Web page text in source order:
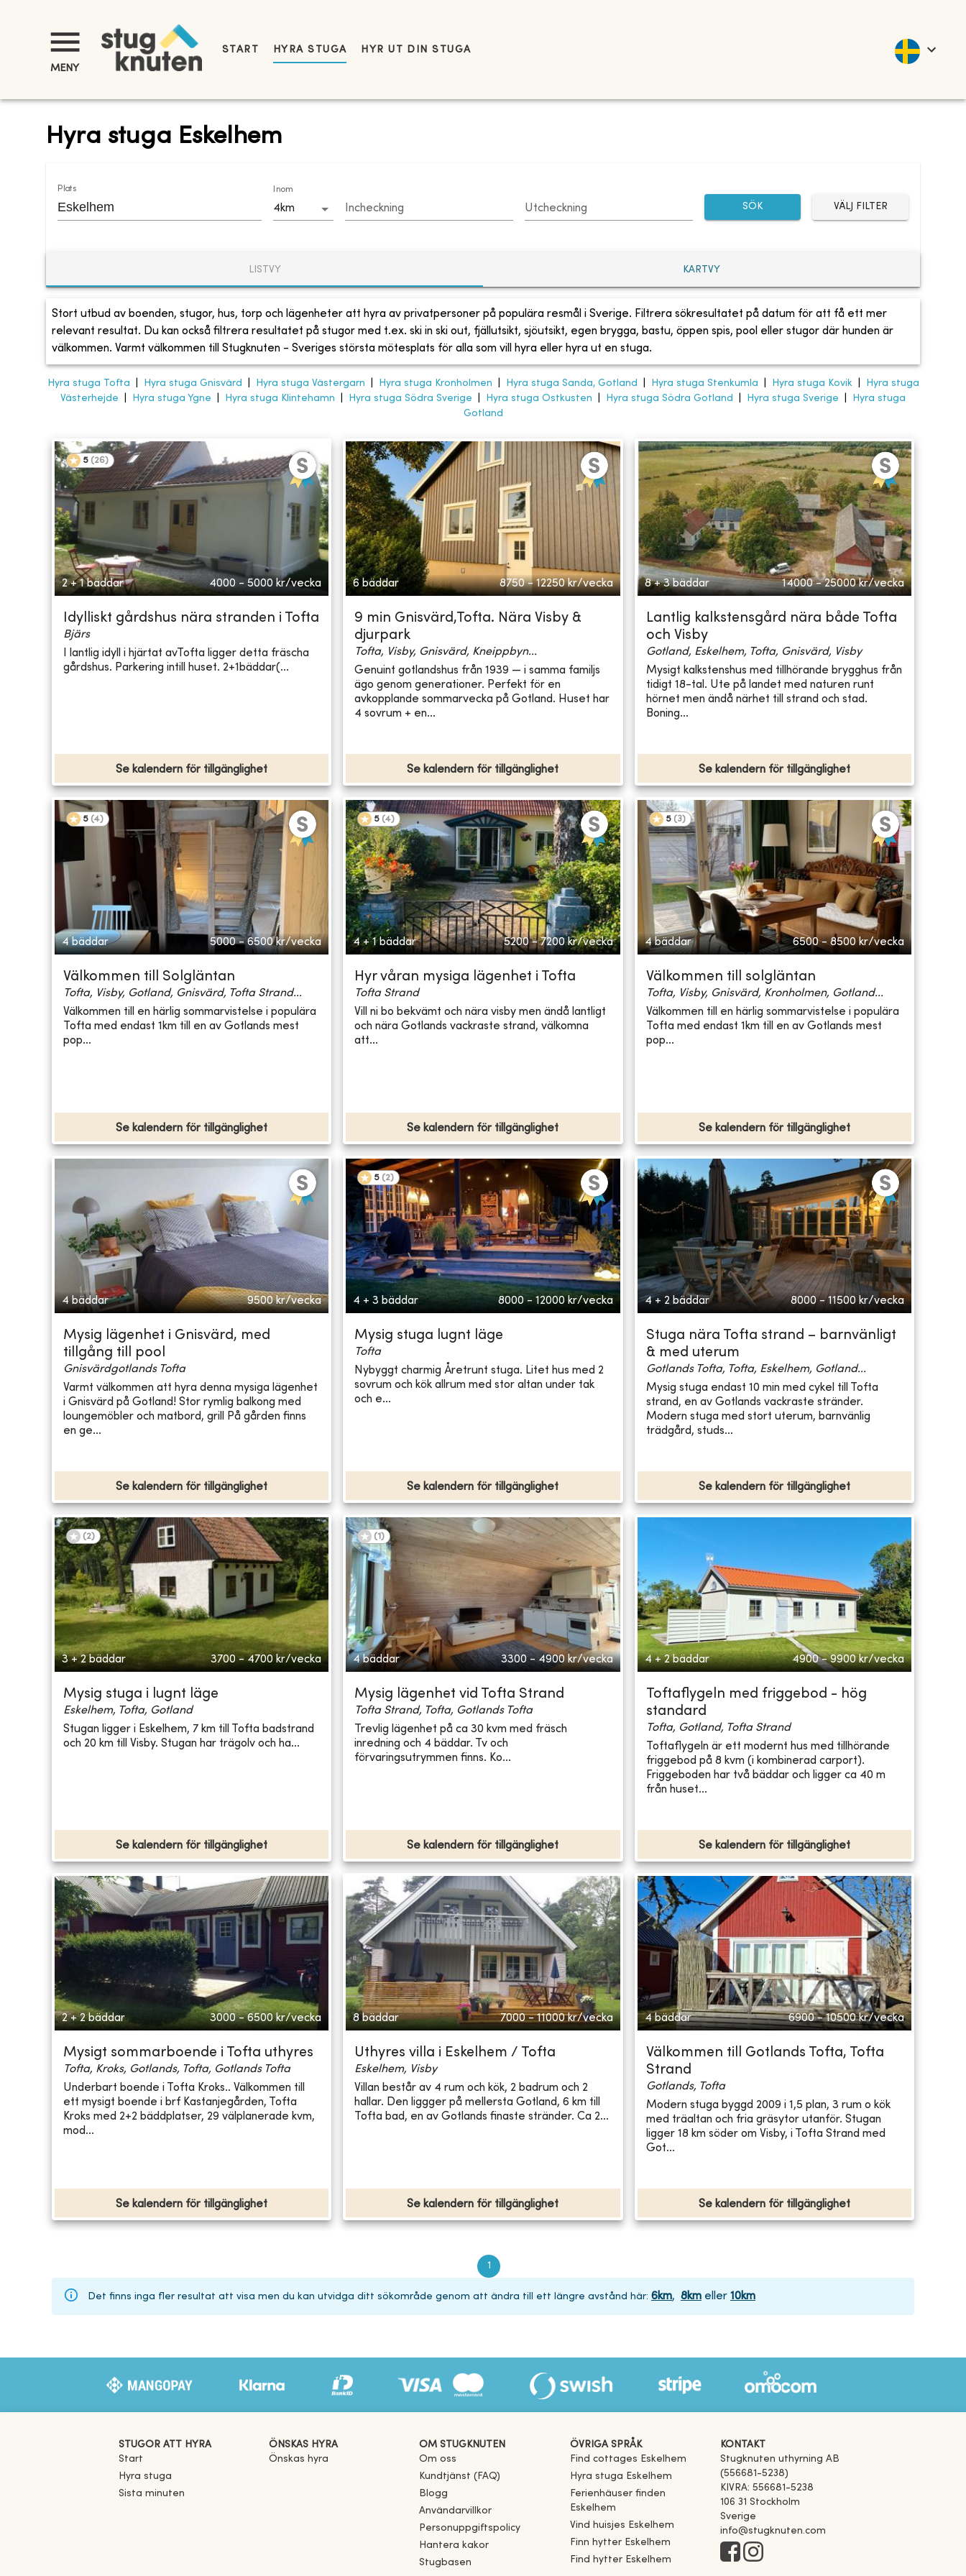
MENY
START HYRA STUGA HYR UT DIN STUGA
Hyra stuga Eskelhem
Plats Inom
4km Incheckning Utcheckning SÖK VÄLJ FILTER
LISTVY KARTVY
Stort utbud av boenden, stugor, hus, torp och lägenheter att hyra av privatpersoner på populära resmål i Sverige. Filtrera sökresultatet på datum för att få ett mer
relevant resultat. Du kan också filtrera resultatet på stugor med t.ex. ski in ski out, fjällutsikt, sjöutsikt, egen brygga, bastu, öppen spis, pool eller stugor där hunden är
välkommen. Varmt välkommen till Stugknuten - Sveriges största mötesplats för alla som vill hyra eller hyra ut en stuga.
Hyra stuga Tofta Hyra stuga Gnisvärd Hyra stuga Västergarn Hyra stuga Kronholmen Hyra stuga Sanda, Gotland Hyra stuga Stenkumla Hyra stuga Kovik|
Hyra stuga
Västerhejde
Hyra stuga Ygne Hyra stuga Klintehamn Hyra stuga Södra Sverige Hyra stuga Ostkusten Hyra stuga Södra Gotland Hyra stuga Sverige
Hyra stuga
Gotland
5 (26)
2 + 1 bäddar 4000 - 5000 kr/vecka
Idylliskt gårdshus nära stranden i Tofta
Bjärs
I lantlig idyll i hjärtat avTofta ligger detta fräscha
gårdshus. Parkering intill huset. 2+1bäddar(...
Se kalendern för tillgänglighet
6 bäddar 8750 - 12250 kr/vecka
9 min Gnisvärd,Tofta. Nära Visby &
djurpark
Tofta, Visby, Gnisvärd, Kneippbyn...
Genuint gotlandshus från 1939 — i samma familjs
ägo genom generationer. Perfekt för en
avkopplande sommarvecka på Gotland. Huset har
4 sovrum + en...
Se kalendern för tillgänglighet
8 + 3 bäddar 14000 - 25000 kr/vecka
Lantlig kalkstensgård nära både Tofta
och Visby
Gotland, Eskelhem, Tofta, Gnisvärd, Visby
Mysigt kalkstenshus med tillhörande brygghus från
tidigt 18-tal. Ute på landet med naturen runt
hörnet men ändå närhet till strand och stad.
Boning...
Se kalendern för tillgänglighet
5 (4)
4 bäddar 5000 - 6500 kr/vecka
Välkommen till Solgläntan
Tofta, Visby, Gotland, Gnisvärd, Tofta Strand...
Välkommen till en härlig sommarvistelse i populära
Tofta med endast 1km till en av Gotlands mest
pop...
Se kalendern för tillgänglighet
5 (4)
4 + 1 bäddar 5200 - 7200 kr/vecka
Hyr våran mysiga lägenhet i Tofta
Tofta Strand
Vill ni bo bekvämt och nära visby men ändå lantligt
och nära Gotlands vackraste strand, välkomna
att...
Se kalendern för tillgänglighet
5 (3)
4 bäddar 6500 - 8500 kr/vecka
Välkommen till solgläntan
Tofta, Visby, Gnisvärd, Kronholmen, Gotland...
Välkommen till en härlig sommarvistelse i populära
Tofta med endast 1km till en av Gotlands mest
pop...
Se kalendern för tillgänglighet
4 bäddar 9500 kr/vecka
Mysig lägenhet i Gnisvärd, med
tillgång till pool
Gnisvärdgotlands Tofta
Varmt välkommen att hyra denna mysiga lägenhet
i Gnisvärd på Gotland! Stor rymlig balkong med
loungemöbler och matbord, grill På gården finns
en ge...
Se kalendern för tillgänglighet
5 (2)
4 + 3 bäddar 8000 - 12000 kr/vecka
Mysig stuga lugnt läge
Tofta
Nybyggt charmig Åretrunt stuga. Litet hus med 2
sovrum och kök allrum med stor altan under tak
och e...
Se kalendern för tillgänglighet
4 + 2 bäddar 8000 - 11500 kr/vecka
Stuga nära Tofta strand – barnvänligt
& med uterum
Gotlands Tofta, Tofta, Eskelhem, Gotland...
Mysig stuga endast 10 min med cykel till Tofta
strand, en av Gotlands vackraste stränder.
Modern stuga med stort uterum, barnvänlig
trädgård, studs...
Se kalendern för tillgänglighet
(2)
3 + 2 bäddar 3700 - 4700 kr/vecka
Mysig stuga i lugnt läge
Eskelhem, Tofta, Gotland
Stugan ligger i Eskelhem, 7 km till Tofta badstrand
och 20 km till Visby. Stugan har trägolv och ha...
Se kalendern för tillgänglighet
(1 )
4 bäddar 3300 - 4900 kr/vecka
Mysig lägenhet vid Tofta Strand
Tofta Strand, Tofta, Gotlands Tofta
Trevlig lägenhet på ca 30 kvm med fräsch
inredning och 4 bäddar. Tv och
förvaringsutrymmen finns. Ko...
Se kalendern för tillgänglighet
4 + 2 bäddar 4900 - 9900 kr/vecka
Toftaflygeln med friggebod - hög
standard
Tofta, Gotland, Tofta Strand
Toftaflygeln är ett modernt hus med tillhörande
friggebod på 8 kvm (i kombinerad carport).
Friggeboden har två bäddar och ligger ca 40 m
från huset...
Se kalendern för tillgänglighet
2 + 2 bäddar 3000 - 6500 kr/vecka
Mysigt sommarboende i Tofta uthyres
Tofta, Kroks, Gotlands, Tofta, Gotlands Tofta
Underbart boende i Tofta Kroks.. Välkommen till
ett mysigt boende i brf Kastanjegården, Tofta
Kroks med 2+2 bäddplatser, 29 välplanerade kvm,
mod...
Se kalendern för tillgänglighet
8 bäddar 7000 - 11000 kr/vecka
Uthyres villa i Eskelhem / Tofta
Eskelhem, Visby
Villan består av 4 rum och kök, 2 badrum och 2
hallar. Den liggger på mellersta Gotland, 6 km till
Tofta bad, en av Gotlands finaste stränder. Ca 2...
Se kalendern för tillgänglighet
4 bäddar 6900 - 10500 kr/vecka
Välkommen till Gotlands Tofta, Tofta
Strand
Gotlands, Tofta
Modern stuga byggd 2009 i 1,5 plan, 3 rum o kök
med träaltan och fria gräsytor utanför. Stugan
ligger 18 km söder om Visby, i Tofta Strand med
Got...
Se kalendern för tillgänglighet
1
Det finns inga fler resultat att visa men du kan utvidga ditt sökområde genom att ändra till ett längre avstånd här: 6km, 8km eller 10km
STUGOR ATT HYRA
Start
Hyra stuga
Sista minuten
ÖNSKAS HYRA
Önskas hyra
OM STUGKNUTEN
Om oss
Kundtjänst (FAQ)
Blogg
Användarvillkor
Personuppgiftspolicy
Hantera kakor
Stugbasen
ÖVRIGA SPRÅK
Find cottages
Eskelhem
Hyra stuga
Eskelhem
Ferienhäuser finden
Eskelhem
Vind huisjes
Eskelhem
Finn hytter Eskelhem
Find hytter Eskelhem
KONTAKT
Stugknuten uthyrning AB
(556681-5238)
KIVRA: 556681-5238
106 31 Stockholm
Sverige
info@stugknuten.com